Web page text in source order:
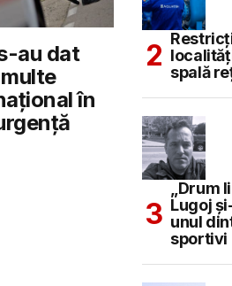
au dat
în
spală
„Drum
Lugoj
unul
sportivi